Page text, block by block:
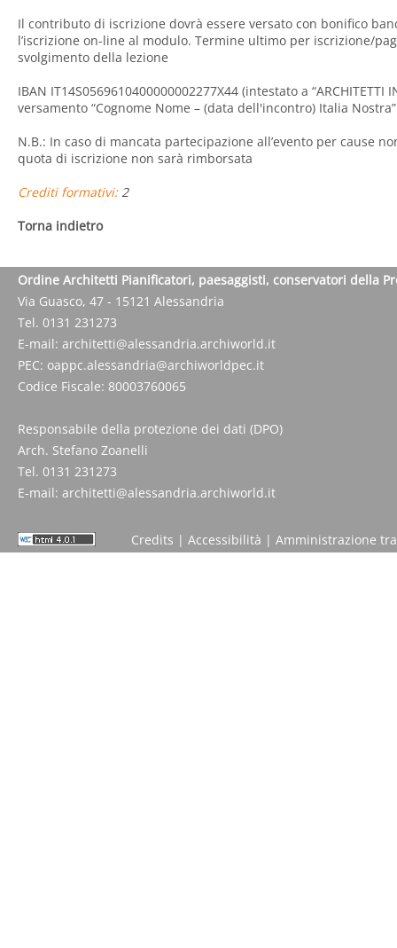
Il contributo di iscrizione dovrà essere versato con bonifico
l’iscrizione on-line al modulo. Termine ultimo per iscrizione/
svolgimento della lezione
IBAN IT14S0569610400000002277X44 (intestato a “ARCHITETTI
versamento “Cognome Nome – (data dell'incontro) Italia Nostra”
N.B.: In caso di mancata partecipazione all’evento per cause
quota di iscrizione non sarà rimborsata
Crediti formativi:2
Torna indietro
Ordine Architetti Pianificatori, paesaggisti, conservatori della
Via Guasco, 47 - 15121 Alessandria
Tel. 0131 231273
E-mail: architetti@alessandria.archiworld.it
PEC: oappc.alessandria@archiworldpec.it
Codice Fiscale: 80003760065
Responsabile della protezione dei dati (DPO)
Arch. Stefano Zoanelli
Tel. 0131 231273
E-mail: architetti@alessandria.archiworld.it
Credits | Accessibilità | Amministrazione